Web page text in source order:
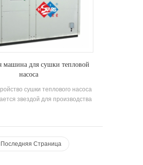
фармацевтическая,
переработка, пищевая
другие промышленные объекты
машина для сушки тепловой
насоса
сушки теплового насоса
звездой для производства
источника для производства
воздуха, который является
эффективным и
Последняя Страница